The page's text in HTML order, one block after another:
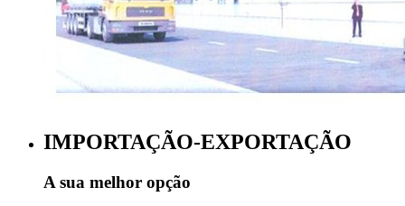
IMPORTAÇÃO-EXPORTAÇÃO
A sua melhor opção